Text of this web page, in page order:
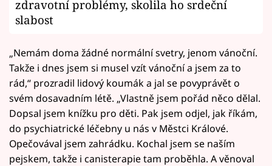
zdravotní problémy, skolila ho srdeční
slabost
„Nemám doma žádné normální svetry, jenom vánoční.
Takže i dnes jsem si musel vzít vánoční a jsem za to
rád,“ prozradil lidový koumák a jal se povyprávět o
svém dosavadním létě. „Vlastně jsem pořád něco dělal.
Dopsal jsem knížku pro děti. Pak jsem odjel, jak říkám,
do psychiatrické léčebny u nás v Městci Králové.
Opečovával jsem zahrádku. Kochal jsem se naším
pejskem, takže i canisterapie tam proběhla. A věnoval